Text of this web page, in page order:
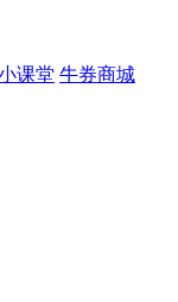
课堂 牛券商城